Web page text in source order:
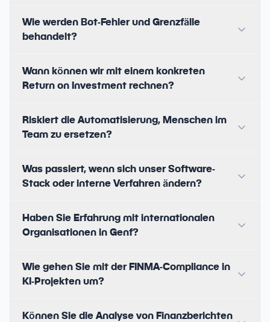
Wie werden Bot-Fehler und Grenzfälle
behandelt?
Wann können wir mit einem konkreten
Return on Investment rechnen?
Riskiert die Automatisierung, Menschen im
Team zu ersetzen?
Was passiert, wenn sich unser Software-
Stack oder interne Verfahren ändern?
Haben Sie Erfahrung mit internationalen
Organisationen in Genf?
Wie gehen Sie mit der FINMA-Compliance in
KI-Projekten um?
Können Sie die Analyse von Finanzberichten